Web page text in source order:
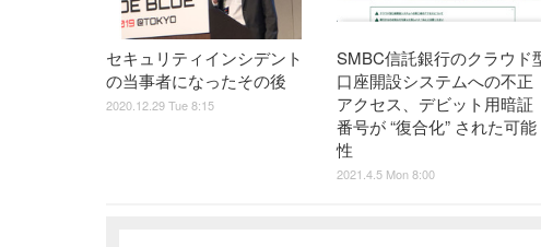
セキュリティインシデント
の当事者になったその後
2020.12.29 Tue 8:15
SMBC信託銀行のクラウド
口座開設システムへの不正
アクセス、デビット用暗証
番号が “復合化” された可能
性
2021.4.5 Mon 8:00